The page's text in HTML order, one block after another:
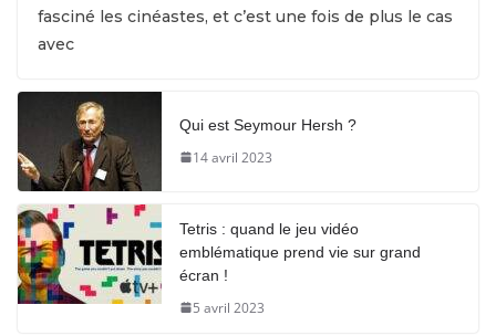
fasciné les cinéastes, et c’est une fois de plus le cas
avec
Qui est Seymour Hersh ?
14 avril 2023
Tetris : quand le jeu vidéo
emblématique prend vie sur grand
écran !
5 avril 2023